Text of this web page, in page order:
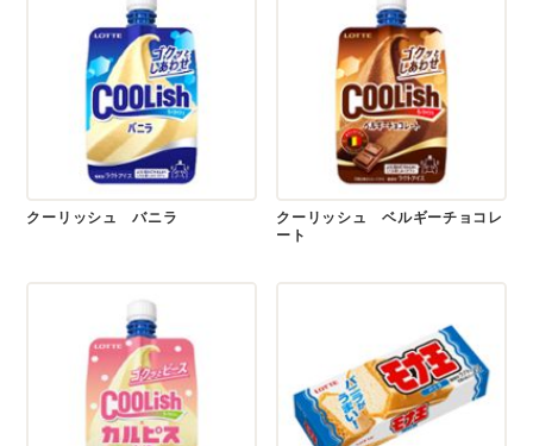
クーリッシュ バニラ
クーリッシュ ベルギーチョコレ
ート